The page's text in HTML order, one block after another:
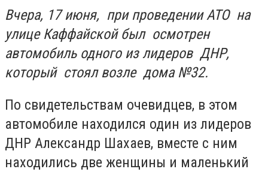
Вчера, 17 июня, при проведении АТО на
улице Каффайской был осмотрен
автомобиль одного из лидеров ДНР,
который стоял возле дома №32.
По свидетельствам очевидцев, в этом
автомобиле находился один из лидеров
ДНР Александр Шахаев, вместе с ним
находились две женщины и маленький